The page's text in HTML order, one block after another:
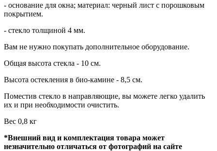
- основание для окна; материал: черный лист с порошковым
покрытием.
- стекло толщиной 4 мм.
Вам не нужно покупать дополнительное оборудование.
Общая высота стекла - 10 см.
Высота остекления в био-камине - 8,5 см.
Поместив стекло в направляющие, вы можете легко удалить
их и при необходимости очистить.
Вес 0,8 кг
*Внешний вид и комплектация товара может
незначительно отличаться от фотографий на сайте